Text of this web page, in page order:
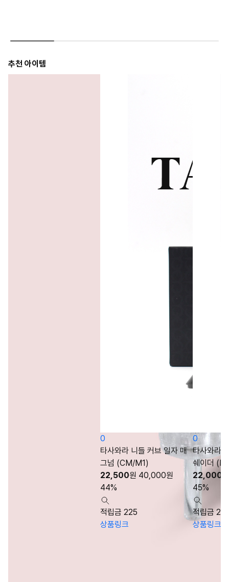
추천 아이템
0
타사와라 니들 커브 일자 매
그넘 (CM/M1)
22,500원 40,000원
44%
적립금 225
상품링크
0
타사와라
쉐이더
22,000
45%
적립금
상품링크